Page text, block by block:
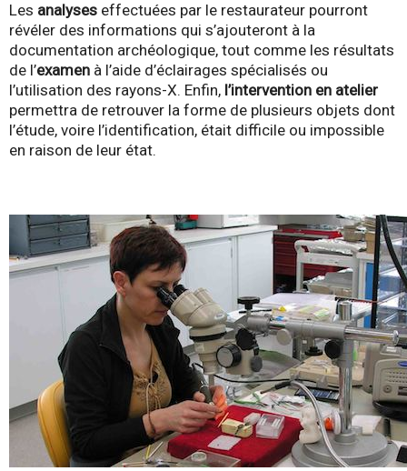
Les analyses effectuées par le restaurateur pourront
révéler des informations qui s’ajouteront à la
documentation archéologique, tout comme les résultats
de l’examen à l’aide d’éclairages spécialisés ou
l’utilisation des rayons-X. Enfin, l’intervention en atelier
permettra de retrouver la forme de plusieurs objets dont
l’étude, voire l’identification, était difficile ou impossible
en raison de leur état.